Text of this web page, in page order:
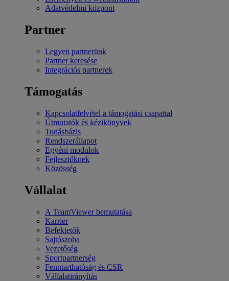
Adatvédelmi központ
Partner
Legyen partnerünk
Partner keresése
Integrációs partnerek
Támogatás
Kapcsolatfelvétel a támogatási csapattal
Útmutatók és kézikönyvek
Tudásbázis
Rendszerállapot
Egyéni modulok
Fejlesztőknek
Közösség
Vállalat
A TeamViewer bemutatása
Karrier
Befektetők
Sajtószoba
Vezetőség
Sportpartnerség
Fenntarthatóság és CSR
Vállalatirányítás